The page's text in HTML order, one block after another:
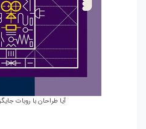
آیا طراحان با روبات